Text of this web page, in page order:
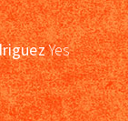
Yes